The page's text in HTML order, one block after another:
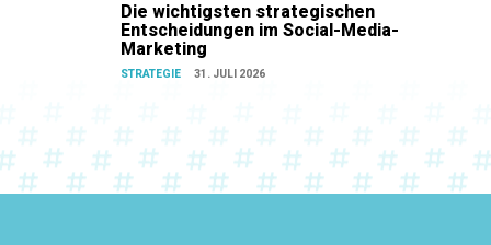
Die wichtigsten strategischen
Entscheidungen im Social-Media-
Marketing
STRATEGIE 31. JULI 2026